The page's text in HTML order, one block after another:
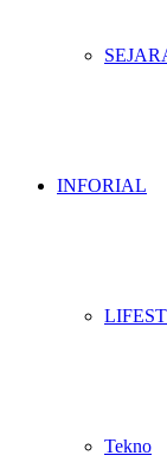
INFORIAL
Tekno